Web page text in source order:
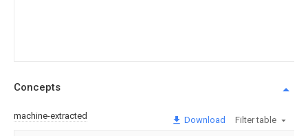
Concepts
machine-extracted Download Filter table